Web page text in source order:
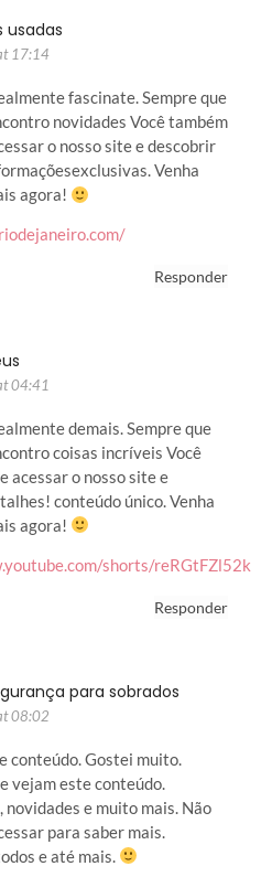
usadas
17:14
fascinate. Sempre que
novidades Você também
o nosso site e descobrir
Venha
agora!
Responder
04:41
demais. Sempre que
coisas incríveis Você
acessar o nosso site e
conteúdo único. Venha
agora!
shorts/reRGtFZl52k
Responder
para sobrados
08:02
conteúdo. Gostei muito.
vejam este conteúdo.
novidades e muito mais. Não
para saber mais.
e até mais.